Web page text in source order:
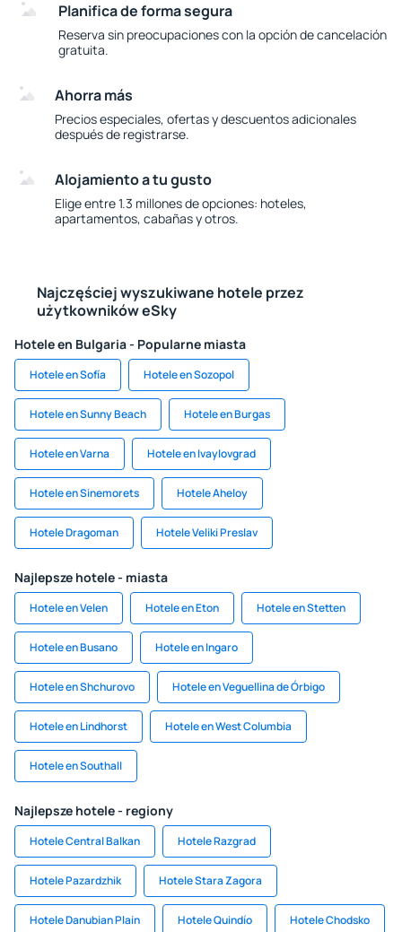
Planifica de forma segura
Reserva sin preocupaciones con la opción de cancelación
gratuita.
Ahorra más
Precios especiales, ofertas y descuentos adicionales
después de registrarse.
Alojamiento a tu gusto
Elige entre 1.3 millones de opciones: hoteles,
apartamentos, cabañas y otros.
Najczęściej wyszukiwane hotele przez
użytkowników eSky
Hotele en Bulgaria - Popularne miasta
Hotele en Sofía Hotele en Sozopol
Hotele en Sunny Beach Hotele en Burgas
Hotele en Varna Hotele en Ivaylovgrad
Hotele en Sinemorets Hotele Aheloy
Hotele Dragoman Hotele Veliki Preslav
Najlepsze hotele - miasta
Hotele en Velen Hotele en Eton Hotele en Stetten
Hotele en Busano Hotele en Ingaro
Hotele en Shchurovo Hotele en Veguellina de Órbigo
Hotele en Lindhorst Hotele en West Columbia
Hotele en Southall
Najlepsze hotele - regiony
Hotele Central Balkan Hotele Razgrad
Hotele Pazardzhik Hotele Stara Zagora
Hotele Danubian Plain Hotele Quindío Hotele Chodsko